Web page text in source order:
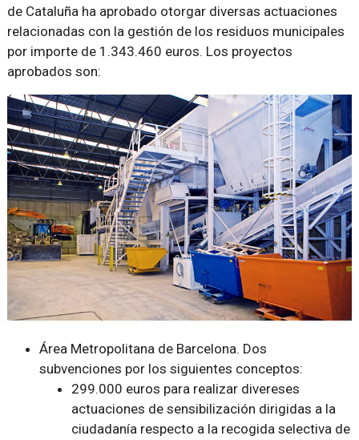
de Cataluña ha aprobado otorgar diversas actuaciones
relacionadas con la gestión de los residuos municipales
por importe de 1.343.460 euros. Los proyectos
aprobados son:
Área Metropolitana de Barcelona. Dos
subvenciones por los siguientes conceptos:
299.000 euros para realizar divereses
actuaciones de sensibilización dirigidas a la
ciudadanía respecto a la recogida selectiva de